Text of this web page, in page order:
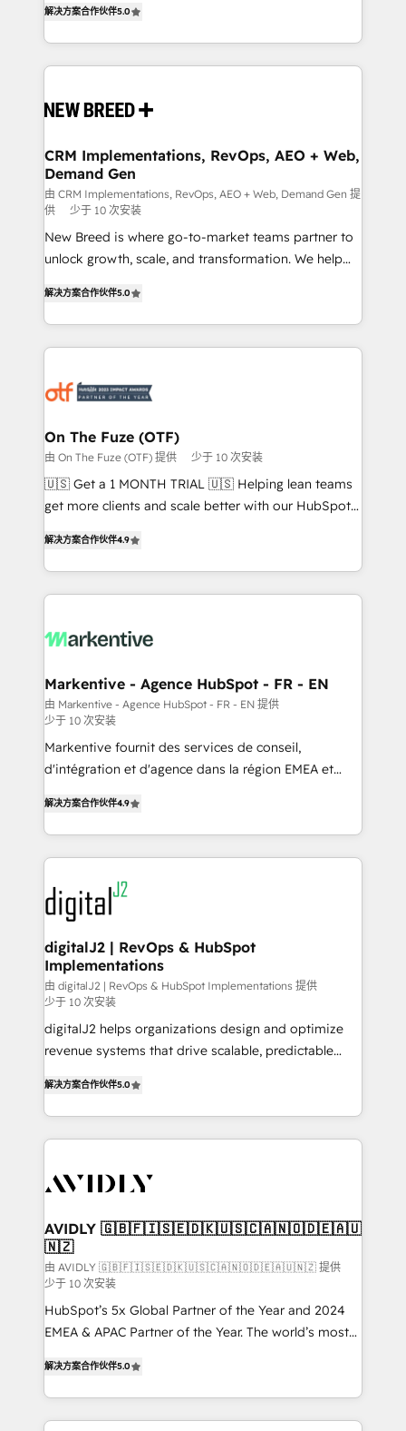
includes specialized divisions Globalia (AI &
Software) and Point Success Media (Paid Media),
making this the official home for all three brands. 🔄
and system integrations powered by Globalia’s
trainers to drive platform adoption. 📈 Revenue
Generation - Full-funnel marketing and high-
performance advertising via Point Success Media. -
Expert deployment of Breeze AI and custom agents
to automate growth. 🏆 Elite Excellence - 8 platform
accreditations and deep HIPAA-compliance
解决方案合作伙伴5.0
CRM Implementations, RevOps, AEO + Web,
Demand Gen
由 CRM Implementations, RevOps, AEO + Web, Demand Gen 提
供
少于 10 次安装
New Breed is where go-to-market teams partner to
unlock growth, scale, and transformation. We help
customer platform and operationalize HubSpot’s
Loop Marketing framework through expert-led
services, smart agents, and purpose-built apps,
results, fast. ⚙️CRM & RevOps: Align all Hubs to your
🎯Demand Gen & ABM: Drive pipeline with inbound,
ABM, AEO, SEO, & paid media. 👩‍💻Web Design:
Build high-performing websites with UX, messaging,
& conversion strategy that drive results. 🤖AI
AI, & maximize AEO with tailored AI services. 🧩
Integrations: Extend HubSpot with custom
解决方案合作伙伴5.0
On The Fuze (OTF)
由 On The Fuze (OTF) 提供 少于 10 次安装
🇺🇸 Get a 1 MONTH TRIAL 🇺🇸 Helping lean teams
get more clients and scale better with our HubSpot
Work With 🚀 We help lean, growing companies: -
Win more business - Reduce no-shows - Improve
lead & deal conversion rates - Scale with less
What do you get? 🤓 Our client's are too busy to
Personal Consultant + Tech Team to handle the
heavy lifting of mapping out AND building your ideal
system. + Get best practices and 'don't know what
you don't know' recommendations to maximize
conversions! OTF is an Elite Partner (top 1% of
Partner of the Year 💥 Trusted by 2,500+ companies
to help them scale and close more business, by
using HubSpot (the right way). ⭐️ Here's more info:
learn more!
解决方案合作伙伴4.9
Markentive - Agence HubSpot - FR - EN
由 Markentive - Agence HubSpot - FR - EN 提供
少于 10 次安装
Markentive fournit des services de conseil,
d'intégration et d'agence dans la région EMEA et
marketing automation, Growth, Revops, CRM et
webdesign. Markentive is both a consulting firm, a
digital agency and an integrator. With over 115
experts in marketing automation, growth, revops,
CRM and webdesign (We focus on EMEA - USA
customers).
解决方案合作伙伴4.9
digitalJ2 | RevOps & HubSpot
Implementations
由 digitalJ2 | RevOps & HubSpot Implementations 提供
少于 10 次安装
digitalJ2 helps organizations design and optimize
revenue systems that drive scalable, predictable
Partner, we specialize in both strategic RevOps
planning and hands-on technical execution - building
the operational foundation companies need to
Healthcare - Financial Services - Managed IT (MSP) -
we help: ✔️ Full HubSpot implementations and portal
optimization ✔️ Data migrations, CRM architecture,
and reporting foundations ✔️ Custom integrations
and workflow automation ✔️ User adoption
programs, training, and enablement Through project-
based engagements and ongoing RevOps
improvements at the right time so operations
evolve strategically and sustainably as the business
解决方案合作伙伴5.0
AVIDLY 🇬🇧🇫🇮🇸🇪🇩🇰🇺🇸🇨🇦🇳🇴🇩🇪🇦🇺
🇳🇿
由 AVIDLY 🇬🇧🇫🇮🇸🇪🇩🇰🇺🇸🇨🇦🇳🇴🇩🇪🇦🇺🇳🇿 提供
少于 10 次安装
HubSpot’s 5x Global Partner of the Year and 2024
EMEA & APAC Partner of the Year. The world’s most
Partner. 🚀 With 2,750+ HubSpot projects delivered
and 370+ specialists across EMEA, APAC and NAM,
we de-risk complex CRM programmes and
解决方案合作伙伴5.0